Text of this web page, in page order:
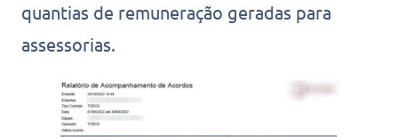
quantias de remuneração geradas para
assessorias.